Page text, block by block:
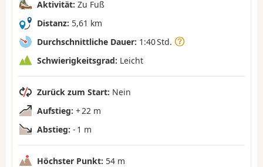
Aktivität: Zu Fuß
Distanz: 5,61 km
Durchschnittliche Dauer: 1:40 Std.
Schwierigkeitsgrad: Leicht
Zurück zum Start: Nein
Aufstieg: + 22 m
Abstieg: - 1 m
Höchster Punkt: 54 m